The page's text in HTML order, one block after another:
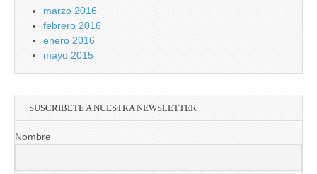
marzo 2016
febrero 2016
enero 2016
mayo 2015
SUSCRIBETE A NUESTRA NEWSLETTER
Nombre